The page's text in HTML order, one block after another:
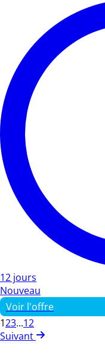
12 jours
Nouveau
Voir l'offre
123...12
Suivant